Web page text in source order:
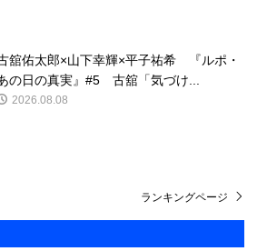
舘佑太郎×山下幸輝×平子祐希 『ルポ・
の日の真実』#5 古舘「気づけ...
2026.08.08
ランキングページ